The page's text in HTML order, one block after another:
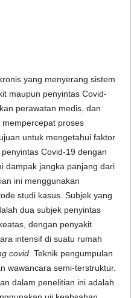
yang menyerang sistem
maupun penyintas Covid-
perawatan medis, dan
proses
untuk mengetahui faktor
Covid-19 dengan
dampak jangka panjang dari
ini menggunakan
studi kasus. Subjek yang
dua subjek penyintas
dengan penyakit
intensif di suatu rumah
covid. Teknik pengumpulan
wawancara semi-terstruktur.
dalam penelitian ini adalah